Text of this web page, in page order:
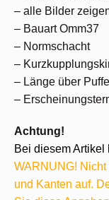
– alle Bilder
– Bauart Omm37
– Normschacht
–
– Länge über
–
Achtung!
Bei diesem
WARNUNG!
und Kanten auf.